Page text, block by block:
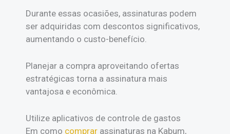
Durante essas ocasiões, assinaturas podem
ser adquiridas com descontos significativos,
aumentando o custo-benefício.
Planejar a compra aproveitando ofertas
estratégicas torna a assinatura mais
vantajosa e econômica.
Utilize aplicativos de controle de gastos
Em como comprar assinaturas na Kabum,